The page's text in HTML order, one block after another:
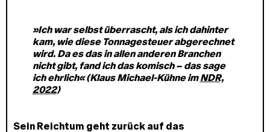
»Ich war selbst überrascht, als ich dahinter
kam, wie diese Tonnagesteuer abgerechnet
wird. Da es das in allen anderen Branchen
nicht gibt, fand ich das komisch – das sage
ich ehrlich« (Klaus Michael-Kühne imNDR,
2022)
Sein Reichtum geht zurück auf das